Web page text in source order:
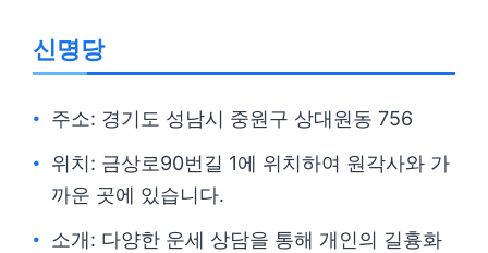
신명당
주소: 경기도 성남시 중원구 상대원동 756
위치: 금상로90번길 1에 위치하여 원각사와 가
까운 곳에 있습니다.
소개: 다양한 운세 상담을 통해 개인의 길흉화